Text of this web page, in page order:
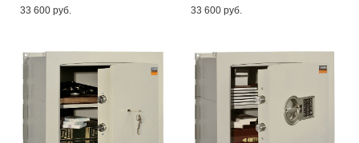
33 600 pуб.
33 600 pуб.